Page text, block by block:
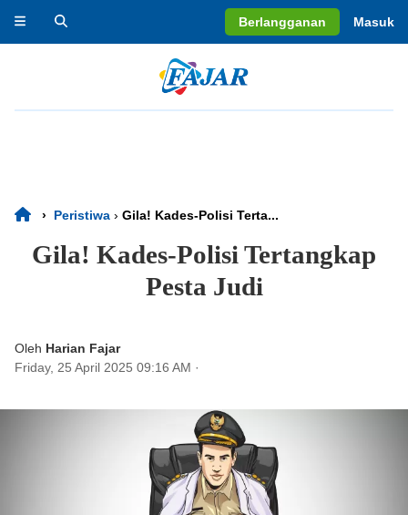
Berlangganan Masuk
› Peristiwa › Gila! Kades-Polisi Terta...
Gila! Kades-Polisi Tertangkap
Pesta Judi
Oleh Harian Fajar
Friday, 25 April 2025 09:16 AM ·